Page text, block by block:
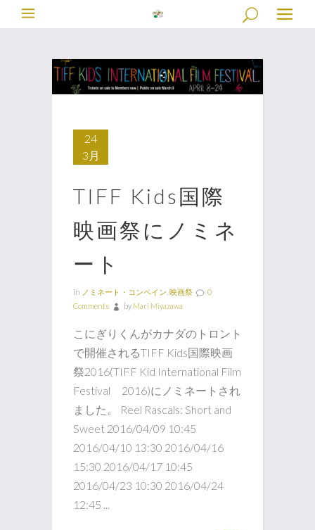
24
3月
TIFF Kids国際
映画祭にノミネ
ート
in ノミネート・コンペイン 映画祭
0
Comments
by Mari Miyazawa
こにぎりくんがカナダのトロント
で開催されるTIFF Kids国際映画
祭2016(TIFF Kid International Film
Festival 2016)にノミネートされ
ました。 Reel Rascals: Short and
Sweet 2016/04/09 10:45
2016/04/10 13:30 2016/04/16
15:30 2016/04/17 10:45
2016/04/23 10:30 2016/04/24
12:45 ...